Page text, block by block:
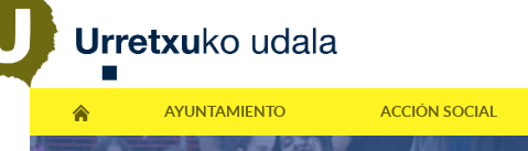
AYUNTAMIENTO ACCIÓN SOCIAL